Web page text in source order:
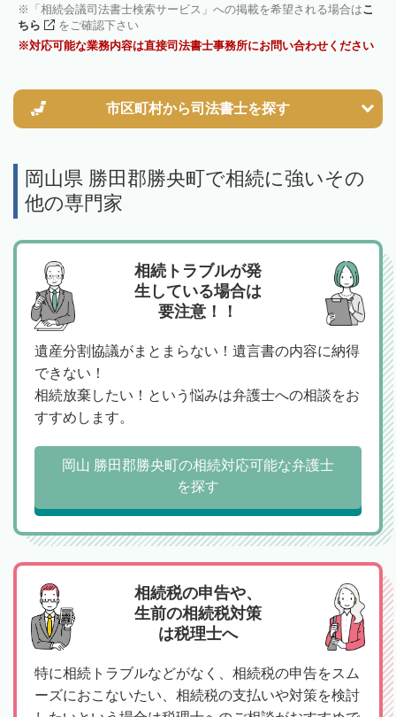
「相続会議司法書士検索サービス」への掲載を希望される場合はこ
ちら
をご確認下さい
対応可能な業務内容は直接司法書士事務所にお問い合わせください
市区町村から司法書士を探す
岡山県 勝田郡勝央町で相続に強いその
他の専門家
相続トラブルが発
生している場合は
要注意！！
遺産分割協議がまとまらない！遺言書の内容に納得
できない！
相続放棄したい！という悩みは弁護士への相談をお
すすめします。
岡山 勝田郡勝央町の相続対応可能な弁護士
を探す
相続税の申告や、
生前の相続税対策
は税理士へ
特に相続トラブルなどがなく、相続税の申告をスム
ーズにおこないたい、相続税の支払いや対策を検討